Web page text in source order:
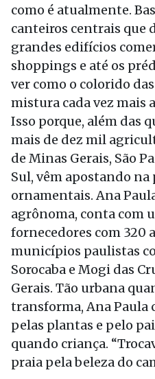
como é atualmente.
canteiros centrais que
grandes edifícios
shoppings e até os
ver como o colorido
mistura cada vez mais
Isso porque, além das
mais de dez mil
de Minas Gerais, São
Sul, vêm apostando
ornamentais. Ana
agrônoma, conta com
fornecedores com 320
municípios paulistas
Sorocaba e Mogi das
Gerais. Tão urbana
transforma, Ana Paula
pelas plantas e pelo
quando criança.
praia pela beleza do